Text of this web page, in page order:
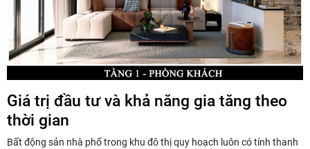
Giá trị đầu tư và khả năng gia tăng theo
thời gian
Bất động sản nhà phố trong khu đô thị quy hoạch luôn có tính thanh